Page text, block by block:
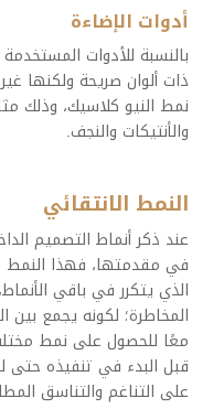
أدوات الإضاءة
بالنسبة للأدوات
ذات ألوان صريحة ولكنها
نمط النيو كلاسيك، وذلك
والأنتيكات والنجف.
النمط الانتقائي
عند ذكر أنماط التصميم
في مقدمتها، فهذا النمط
الذي يتكرر في باقي
المخاطرة؛ لكونه يجمع بين
معًا للحصول على نمط
قبل البدء في تنفيذه
على التناغم والتناسق